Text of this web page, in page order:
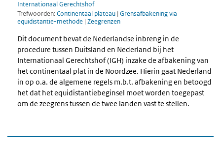
Internationaal Gerechtshof
Trefwoorden:Continentaal plateau | Grensafbakening via
equidistantie-methode | Zeegrenzen
Dit document bevat de Nederlandse inbreng in de
procedure tussen Duitsland en Nederland bij het
Internationaal Gerechtshof (IGH) inzake de afbakening van
het continentaal plat in de Noordzee. Hierin gaat Nederland
in op o.a. de algemene regels m.b.t. afbakening en betoogd
het dat het equidistantiebeginsel moet worden toegepast
om de zeegrens tussen de twee landen vast te stellen.